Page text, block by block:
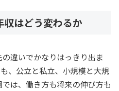
収はどう変わるか
違いでかなりはっきり出ま
、公立と私立、小規模と大規
は、働き方も将来の伸び方も